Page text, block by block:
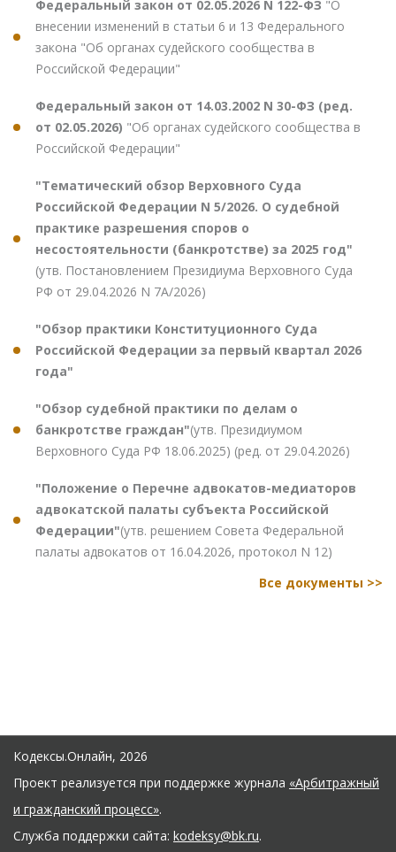
Федеральный закон от 02.05.2026 N 122-ФЗ "О
внесении изменений в статьи 6 и 13 Федерального
закона "Об органах судейского сообщества в
Российской Федерации"
Федеральный закон от 14.03.2002 N 30-ФЗ (ред.
от 02.05.2026) "Об органах судейского сообщества в
Российской Федерации"
"Тематический обзор Верховного Суда
Российской Федерации N 5/2026. О судебной
практике разрешения споров о
несостоятельности (банкротстве) за 2025 год"
(утв. Постановлением Президиума Верховного Суда
РФ от 29.04.2026 N 7А/2026)
"Обзор практики Конституционного Суда
Российской Федерации за первый квартал 2026
года"
"Обзор судебной практики по делам о
банкротстве граждан"(утв. Президиумом
Верховного Суда РФ 18.06.2025) (ред. от 29.04.2026)
"Положение о Перечне адвокатов-медиаторов
адвокатской палаты субъекта Российской
Федерации"(утв. решением Совета Федеральной
палаты адвокатов от 16.04.2026, протокол N 12)
Все документы >>
Кодексы.Онлайн, 2026
Проект реализуется при поддержке журнала «Арбитражный
и гражданский процесс».
Служба поддержки сайта: kodeksy@bk.ru.